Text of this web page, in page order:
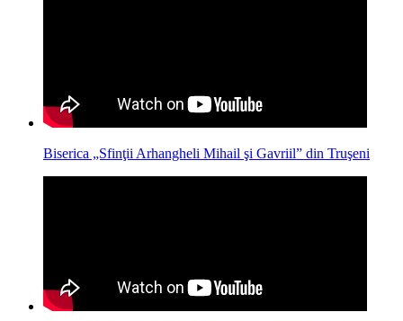
Biserica „Sfinţii Arhangheli Mihail şi Gavriil” din Truşeni